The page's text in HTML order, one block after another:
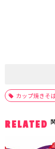
カップ焼きそ
RELATED